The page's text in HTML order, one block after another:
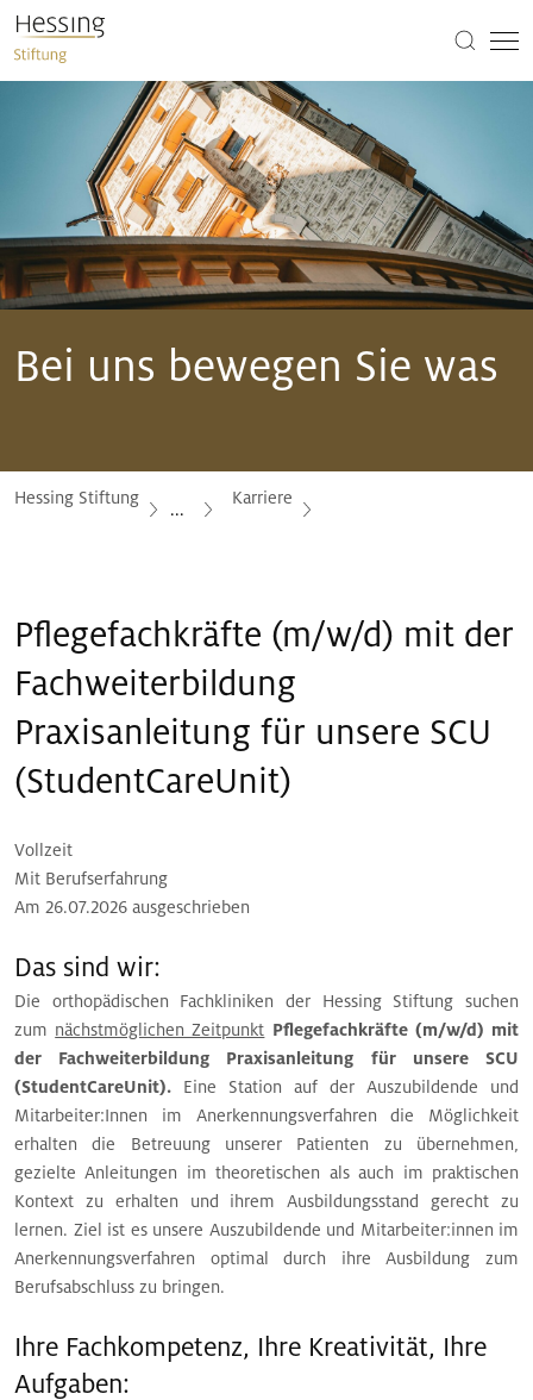
Bei uns bewegen Sie was
Hessing Stiftung
...
Karriere
Pflegefachkräfte (m/w/d) mit der
Fachweiterbildung
Praxisanleitung für unsere SCU
(StudentCareUnit)
Vollzeit
Mit Berufserfahrung
Am 26.07.2026 ausgeschrieben
Das sind wir:
Die orthopädischen Fachkliniken der Hessing Stiftung suchen
zum nächstmöglichen Zeitpunkt Pflegefachkräfte (m/w/d) mit
der Fachweiterbildung Praxisanleitung für unsere SCU
(StudentCareUnit). Eine Station auf der Auszubildende und
Mitarbeiter:Innen im Anerkennungsverfahren die Möglichkeit
erhalten die Betreuung unserer Patienten zu übernehmen,
gezielte Anleitungen im theoretischen als auch im praktischen
Kontext zu erhalten und ihrem Ausbildungsstand gerecht zu
lernen. Ziel ist es unsere Auszubildende und Mitarbeiter:innen im
Anerkennungsverfahren optimal durch ihre Ausbildung zum
Berufsabschluss zu bringen.
Ihre Fachkompetenz, Ihre Kreativität, Ihre
Aufgaben: